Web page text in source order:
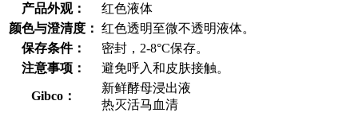
产品外观：
红色液体
颜色与澄清度： 红色透明至微不透明液体。
保存条件：
密封，2-8°C保存。
注意事项：
避免呼入和皮肤接触。
Gibco：
新鲜酵母浸出液
热灭活马血清